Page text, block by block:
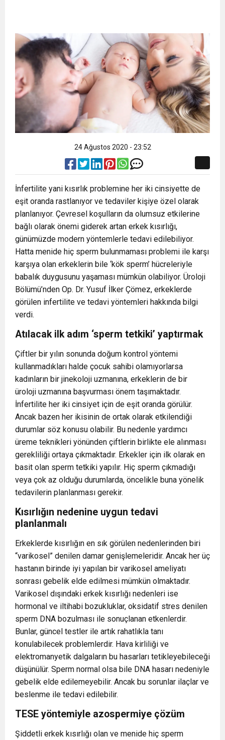
24 Ağustos 2020 - 23:52
İnfertilite yani kısırlık problemine her iki cinsiyette de
eşit oranda rastlanıyor ve tedaviler kişiye özel olarak
planlanıyor. Çevresel koşulların da olumsuz etkilerine
bağlı olarak önemi giderek artan erkek kısırlığı,
günümüzde modern yöntemlerle tedavi edilebiliyor.
Hatta menide hiç sperm bulunmaması problemi ile karşı
karşıya olan erkeklerin bile ‘kök sperm’ hücreleriyle
babalık duygusunu yaşaması mümkün olabiliyor. Üroloji
Bölümü’nden Op. Dr. Yusuf İlker Çömez, erkeklerde
görülen infertilite ve tedavi yöntemleri hakkında bilgi
verdi.
Atılacak ilk adım ‘sperm tetkiki’ yaptırmak
Çiftler bir yılın sonunda doğum kontrol yöntemi
kullanmadıkları halde çocuk sahibi olamıyorlarsa
kadınların bir jinekoloji uzmanına, erkeklerin de bir
üroloji uzmanına başvurması önem taşımaktadır.
İnfertilite her iki cinsiyet için de eşit oranda görülür.
Ancak bazen her ikisinin de ortak olarak etkilendiği
durumlar söz konusu olabilir. Bu nedenle yardımcı
üreme teknikleri yönünden çiftlerin birlikte ele alınması
gerekliliği ortaya çıkmaktadır. Erkekler için ilk olarak en
basit olan sperm tetkiki yapılır. Hiç sperm çıkmadığı
veya çok az olduğu durumlarda, öncelikle buna yönelik
tedavilerin planlanması gerekir.
Kısırlığın nedenine uygun tedavi
planlanmalı
Erkeklerde kısırlığın en sık görülen nedenlerinden biri
“varikosel” denilen damar genişlemeleridir. Ancak her üç
hastanın birinde iyi yapılan bir varikosel ameliyatı
sonrası gebelik elde edilmesi mümkün olmaktadır.
Varikosel dışındaki erkek kısırlığı nedenleri ise
hormonal ve iltihabi bozukluklar, oksidatif stres denilen
sperm DNA bozulması ile sonuçlanan etkenlerdir.
Bunlar, güncel testler ile artık rahatlıkla tanı
konulabilecek problemlerdir. Hava kirliliği ve
elektromanyetik dalgaların bu hasarları tetikleyebileceği
düşünülür. Sperm normal olsa bile DNA hasarı nedeniyle
gebelik elde edilemeyebilir. Ancak bu sorunlar ilaçlar ve
beslenme ile tedavi edilebilir.
TESE yöntemiyle azospermiye çözüm
Şiddetli erkek kısırlığı olan ve menide hiç sperm